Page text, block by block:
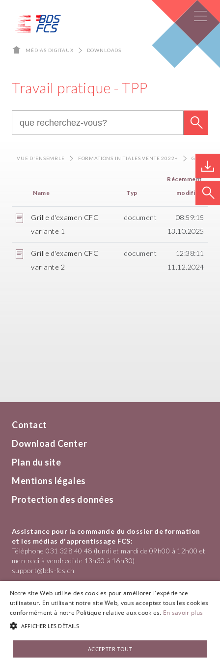
MÉDIAS DIGITAUX DOWNLOADS
Travail pratique - TPP
VUE D'ENSEMBLE FORMATIONS INITIALES VENTE 2022+ GESTIONNAIRES DU COMMERCE DE DÉTAIL CFC
Name Typ
Récemment
modifiés
Grille d'examen CFC
variante 1
document
08:59:15
13.10.2025
Grille d'examen CFC
variante 2
document
12:38:11
11.12.2024
Assistance pour la commande du dossier de formation
et les médias d'apprentissage FCS:
Téléphone 031 328 40 48 (lundi et mardi de 09h00 à 12h00 et
mercredi à vendredi de 13h30 à 16h30)
support@bds-fcs.ch
Formation du Commerce de Détail Suisse
Hotelgasse 1
3011 Bern
info@bds-fcs.ch
Protection des données
Mentions légales
Plan du site
Download Center
Contact
Notre site Web utilise des cookies pour améliorer l'expérience
utilisateur. En utilisant notre site Web, vous acceptez tous les cookies
conformément à notre Politique relative aux cookies. En savoir plus
AFFICHER LES DÉTAILS
ACCEPTER TOUT